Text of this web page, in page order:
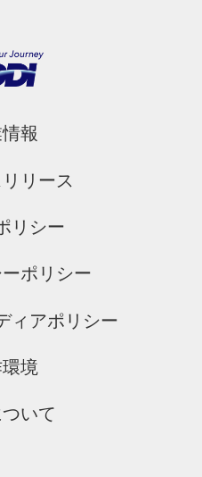
報
リース
リシー
ポリシー
ィアポリシー
境
いて